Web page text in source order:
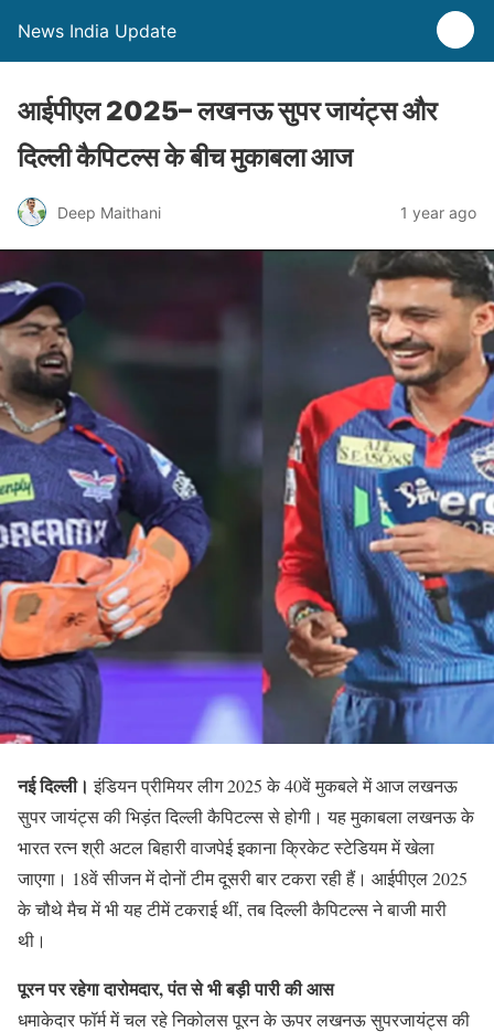
News India Update
आईपीएल 2025– लखनऊ सुपर जायंट्स और
दिल्‍ली कैपिटल्‍स के बीच मुकाबला आज
Deep Maithani 1 year ago
नई दिल्ली। इंडियन प्रीमियर लीग 2025 के 40वें मुकबले में आज लखनऊ
सुपर जायंट्स की भिड़ंत दिल्‍ली कैपिटल्‍स से होगी। यह मुकाबला लखनऊ के
भारत रत्न श्री अटल बिहारी वाजपेई इकाना क्रिकेट स्टेडियम में खेला
जाएगा। 18वें सीजन में दोनों टीम दूसरी बार टकरा रही हैं। आईपीएल 2025
के चौथे मैच में भी यह टीमें टकराई थीं, तब दिल्‍ली कैपिटल्‍स ने बाजी मारी
थी।
पूरन पर रहेगा दारोमदार, पंत से भी बड़ी पारी की आस
धमाकेदार फॉर्म में चल रहे निकोलस पूरन के ऊपर लखनऊ सुपरजायंट्स की